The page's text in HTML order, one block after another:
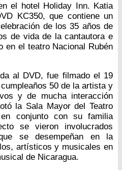
el hotel Holiday Inn. Katia
KC350, que contiene un
de los 35 años de
de vida de la cantautora e
en el teatro Nacional Rubén
al DVD, fue filmado el 19
50 de la artista y
y de mucha interacción
la Sala Mayor del Teatro
conjunto con su familia
se vieron involucrados
se desempeñan en la
artísticos y musicales en
de Nicaragua.